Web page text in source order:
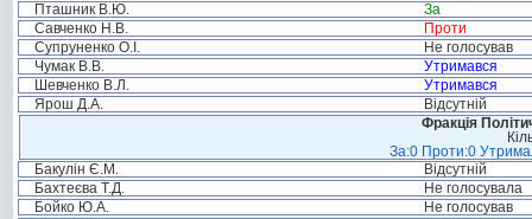
Пташник В.Ю.
За
Савченко Н.В.
Проти
Супруненко О.І.
Не голосував
Чумак В.В.
Утримався
Шевченко В.Л.
Утримався
Ярош Д.А.
Відсутній
Фракція
За:0 Проти:0
Бакулін Є.М.
Відсутній
Бахтеєва Т.Д.
Не голосувала
Бойко Ю.А.
Не голосував